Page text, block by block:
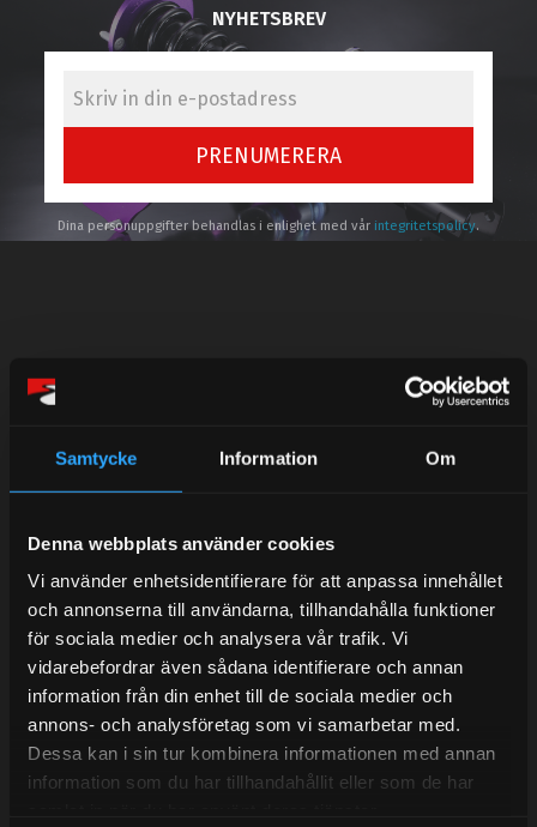
Samtycke Information Om
Denna webbplats använder cookies
Vi använder enhetsidentifierare för att anpassa innehållet
och annonserna till användarna, tillhandahålla funktioner
för sociala medier och analysera vår trafik. Vi
vidarebefordrar även sådana identifierare och annan
information från din enhet till de sociala medier och
annons- och analysföretag som vi samarbetar med.
Dessa kan i sin tur kombinera informationen med annan
information som du har tillhandahållit eller som de har
NYHETSBREV
PRENUMERERA
Dina personuppgifter behandlas i enlighet med vår integritetspolicy.
Semestertider.
Under V.27 - V.33 nås vi enbart på mejl. Ordrar skickas
Mån-Tors: 10:30-15:00
Lunchstängt 12:00-13:00
Tel: 031- 51 66 60
E-post:info@streetperformance.se